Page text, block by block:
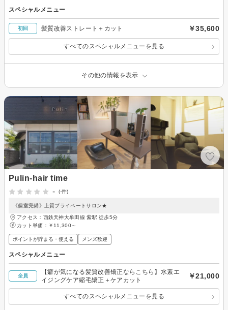
スペシャルメニュー
初回 髪質改善ストレート＋カット ￥35,600
すべてのスペシャルメニューを見る
その他の情報を表示
Pulin-hair time
-
(-件)
《個室完備》上質プライベートサロン★
アクセス：西鉄天神大牟田線 紫駅 徒歩5分
カット単価： ￥11,300～
ポイントが貯まる・使える メンズ歓迎
スペシャルメニュー
全員
【癖が気になる髪質改善矯正ならこちら】水素エ
イジングケア縮毛矯正＋ケアカット
￥21,000
すべてのスペシャルメニューを見る